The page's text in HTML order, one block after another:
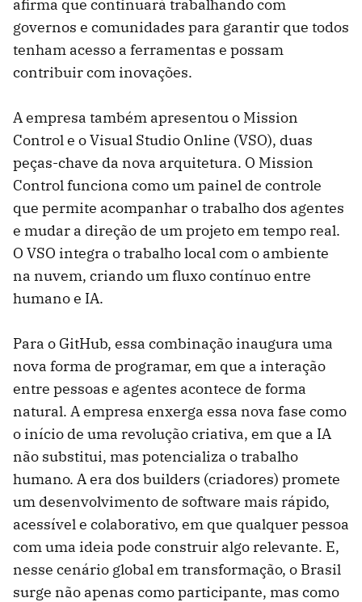
afirma que continuará trabalhando com
governos e comunidades para garantir que todos
tenham acesso a ferramentas e possam
contribuir com inovações.
A empresa também apresentou o Mission
Control e o Visual Studio Online (VSO), duas
peças-chave da nova arquitetura. O Mission
Control funciona como um painel de controle
que permite acompanhar o trabalho dos agentes
e mudar a direção de um projeto em tempo real.
O VSO integra o trabalho local com o ambiente
na nuvem, criando um fluxo contínuo entre
humano e IA.
Para o GitHub, essa combinação inaugura uma
nova forma de programar, em que a interação
entre pessoas e agentes acontece de forma
natural. A empresa enxerga essa nova fase como
o início de uma revolução criativa, em que a IA
não substitui, mas potencializa o trabalho
humano. A era dos builders (criadores) promete
um desenvolvimento de software mais rápido,
acessível e colaborativo, em que qualquer pessoa
com uma ideia pode construir algo relevante. E,
nesse cenário global em transformação, o Brasil
surge não apenas como participante, mas como